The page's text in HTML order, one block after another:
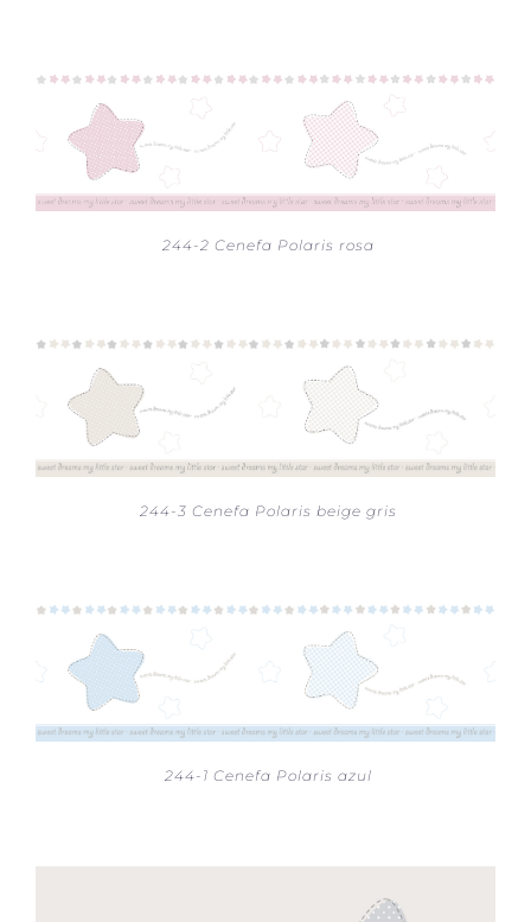
244-2 Cenefa Polaris rosa
244-3 Cenefa Polaris beige gris
244-1 Cenefa Polaris azul